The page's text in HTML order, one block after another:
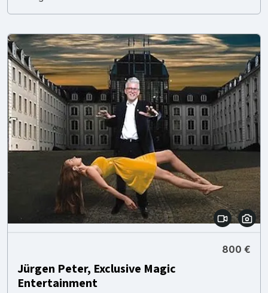
800 €
Jürgen Peter, Exclusive Magic
Entertainment